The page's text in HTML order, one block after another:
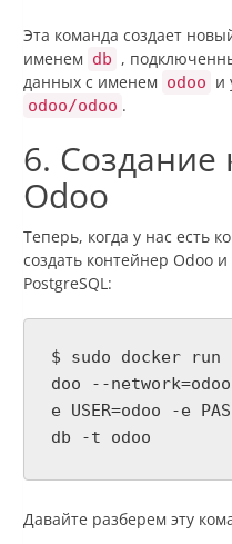
Эта команда создает
именем db ,
данных с именем odoo и
odoo/odoo .
6. Создание
Odoo
Теперь, когда у нас есть
создать контейнер Odoo
PostgreSQL:
$ sudo docker run
doo --
e USER=odoo -e
db -t odoo
Давайте разберем эту